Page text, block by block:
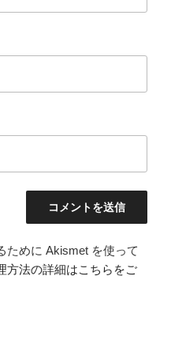
ために Akismet を使って
方法の詳細はこちらをご